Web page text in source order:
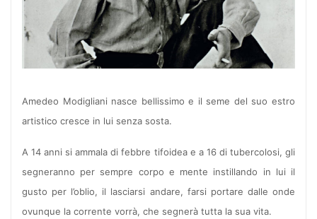
Amedeo Modigliani nasce bellissimo e il seme del suo estro
artistico cresce in lui senza sosta.
A 14 anni si ammala di febbre tifoidea e a 16 di tubercolosi, gli
segneranno per sempre corpo e mente instillando in lui il
gusto per l’oblio, il lasciarsi andare, farsi portare dalle onde
ovunque la corrente vorrà, che segnerà tutta la sua vita.